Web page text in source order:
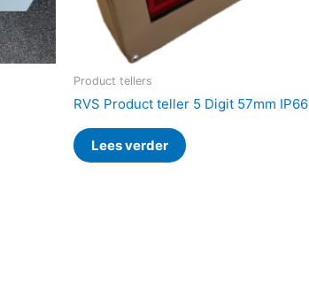
Product tellers
RVS Product teller 5 Digit 57mm IP66
Lees verder